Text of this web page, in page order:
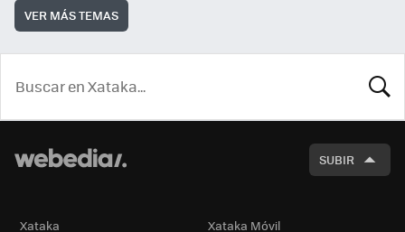
VER MÁS TEMAS
SUBIR
Xataka Xataka Móvil